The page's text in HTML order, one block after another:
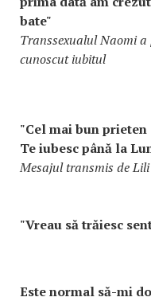
bate"
Transsexualul Naomi
cunoscut iubitul
"Cel mai bun
Te iubesc până la
Mesajul transmis de
"Vreau să trăiesc
Este normal să-mi